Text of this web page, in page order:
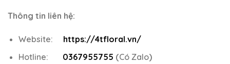
Thông tin liên hệ:
Website:
https://4tfloral.vn/
Hotline:
0367955755 (Có Zalo)